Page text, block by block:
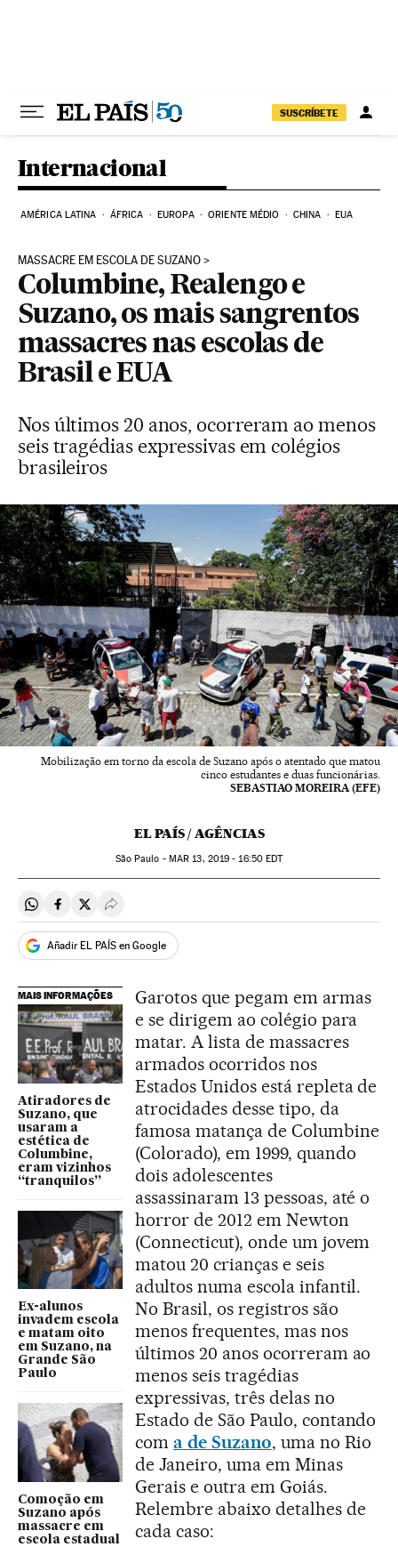
SUSCRÍBETE
Internacional
AMÉRICA LATINA ÁFRICA EUROPA ORIENTE MÉDIO CHINA EUA
MASSACRE EM ESCOLA DE SUZANO
Columbine, Realengo e
Suzano, os mais sangrentos
massacres nas escolas de
Brasil e EUA
Nos últimos 20 anos, ocorreram ao menos
seis tragédias expressivas em colégios
brasileiros
Mobilização em torno da escola de Suzano após o atentado que matou
cinco estudantes e duas funcionárias.
SEBASTIAO MOREIRA (EFE)
EL PAÍS / AGÊNCIAS
São Paulo - MAR 13, 2019 - 16:50EDT
Compartir en Whatsapp
Compartir en Facebook
Compartir en Twitter
Desplegar Redes Sociales
Añadir EL PAÍS en Google
MAIS INFORMAÇÕES
Atiradores de
Suzano, que
usaram a
estética de
Columbine,
eram vizinhos
“tranquilos”
Ex-alunos
invadem escola
e matam oito
em Suzano, na
Grande São
Paulo
Comoção em
Suzano após
massacre em
escola estadual
Garotos que pegam em armas
e se dirigem ao colégio para
matar. A lista de massacres
armados ocorridos nos
Estados Unidos está repleta de
atrocidades desse tipo, da
famosa matança de Columbine
(Colorado), em 1999, quando
dois adolescentes
assassinaram 13 pessoas, até o
horror de 2012 em Newton
(Connecticut), onde um jovem
matou 20 crianças e seis
adultos numa escola infantil.
No Brasil, os registros são
menos frequentes, mas nos
últimos 20 anos ocorreram ao
menos seis tragédias
expressivas, três delas no
Estado de São Paulo, contando
com a de Suzano, uma no Rio
de Janeiro, uma em Minas
Gerais e outra em Goiás.
Relembre abaixo detalhes de
cada caso: